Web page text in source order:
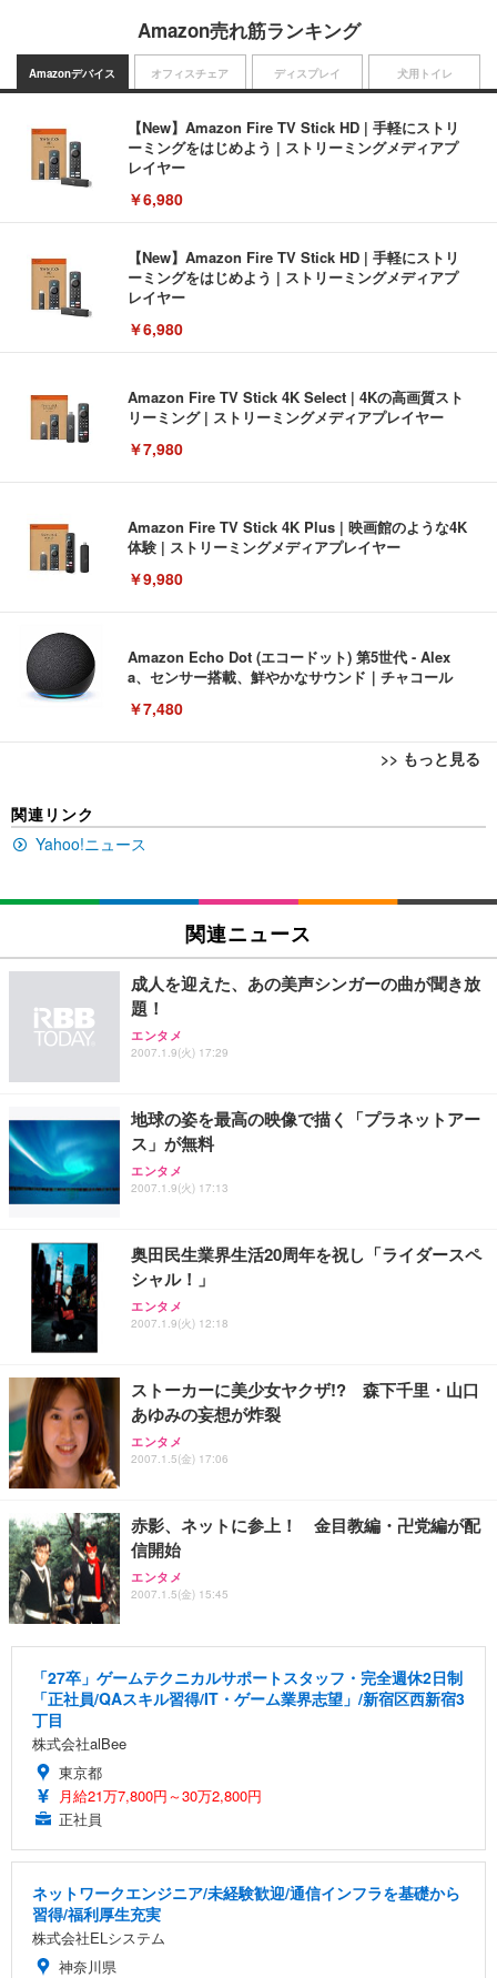
Amazon売れ筋ランキング
Amazonデバイス
【New】Amazon Fire TV Stick HD | 手軽にストリ
ーミングをはじめよう | ストリーミングメディアプ
レイヤー
￥6,980
【New】Amazon Fire TV Stick HD | 手軽にストリ
ーミングをはじめよう | ストリーミングメディアプ
レイヤー
￥6,980
Amazon Fire TV Stick 4K Select | 4Kの高画質スト
リーミング | ストリーミングメディアプレイヤー
￥7,980
Amazon Fire TV Stick 4K Plus | 映画館のような4K
体験 | ストリーミングメディアプレイヤー
￥9,980
Amazon Echo Dot (エコードット) 第5世代 - Alex
a、センサー搭載、鮮やかなサウンド｜チャコール
￥7,480
>> もっと見る
オフィスチェア
い 跳ね上げ式アームレスト コンパクト 約105度ロッ
キング pc 事務椅子 360度回転 座面昇降 強化ナイロ
SIHOO B100 オフィスチェア／デスクチェア メッシ
ュチェア 人間工学 疲れない ブラック
￥27,999
Sezlife オフィスチェア デスクチェア 疲れない テレ
レスト 3Dヘッドレスト ハンガー付き 高反発クッシ
ョン PCチェア 通気性メッシュ ゲーミング/勉強/事
務用 おしゃれ パソコンチェア (ブラック)
￥7,680
Sezlife オフィスチェア デスクチェア 疲れない テレ
レスト 3Dヘッドレスト ハンガー付き 高反発クッシ
ョン PCチェア 通気性メッシュ ゲーミング/勉強/事
務用 おしゃれ パソコンチェア (ホワイト)
￥7,680
ANDWINT オフィスチェア デスクチェア 肘なし メ
ト 幅52×奥行58.5×高さ84～96cm テレワーク 在宅
勤務 ブラック
￥4,139
ディスプレイ
EV3240X-WT | 31.5型4K UHD・USB Type-C・ホワ
イト
EIZO ビジネス向けプレミアムモニター | FlexScan
EV2740X-WT | 27.0型4K UHD・USB Type-C・ホワ
イト
￥109,572
￥49,979
【整備済み品】Dell E2724HS 27インチ 液晶モニタ
応 ComfortView ビジネス向け
￥15,800
【MiniLED/24.5inch/280Hz/FHD】GRAPHT THE S
像低減 (3年保証 | 輝点保証 | 日本メーカー)
￥34,980
犬用トイレ
回使い捨て 無香料 ホワイト 300枚
Amazonベーシック ペットシーツ 厚型 ワイド 42枚
x2袋(84枚) ホワイト(吸収面:ライトブルー)
￥3,234
￥1,800
Smart Basic(スマートベーシック) 【Amazon.co.jp
￥3,670
アイリスオーヤマ ペットシーツ 超厚型 お徳用 レギ
￥3,731
関連リンク
Yahoo!ニュース
関連ニュース
成人を迎えた、あの美声シンガーの曲が聞き放
題！
エンタメ
2007.1.9(火) 17:29
地球の姿を最高の映像で描く「プラネットアー
ス」が無料
エンタメ
2007.1.9(火) 17:13
奥田民生業界生活20周年を祝し「ライダースペ
シャル！」
エンタメ
2007.1.9(火) 12:18
ストーカーに美少女ヤクザ!? 森下千里・山口
あゆみの妄想が炸裂
エンタメ
2007.1.5(金) 17:06
赤影、ネットに参上！ 金目教編・卍党編が配
信開始
エンタメ
2007.1.5(金) 15:45
「27卒」ゲームテクニカルサポートスタッフ・完全週休2日制
「正社員/QAスキル習得/IT・ゲーム業界志望」/新宿区西新宿3
丁目
株式会社alBee
東京都
月給21万7,800円～30万2,800円
正社員
ネットワークエンジニア/未経験歓迎/通信インフラを基礎から
習得/福利厚生充実
株式会社ELシステム
神奈川県